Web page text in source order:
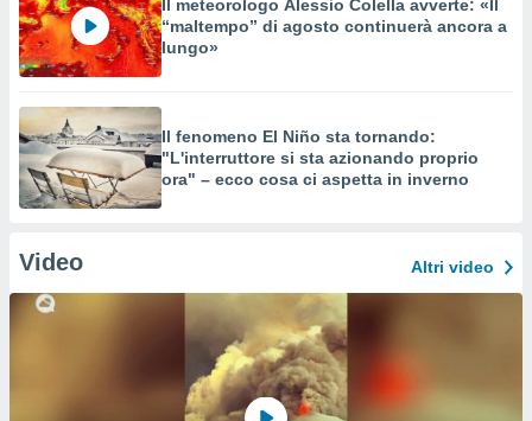
Il meteorologo Alessio Colella avverte: «Il
“maltempo” di agosto continuerà ancora a
lungo»
Il fenomeno El Niño sta tornando:
"L'interruttore si sta azionando proprio
ora" – ecco cosa ci aspetta in inverno
Video Altri video